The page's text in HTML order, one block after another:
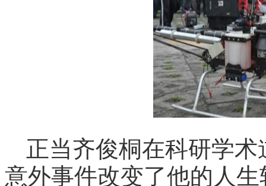
正当齐俊桐在科研学
意外事件改变了他的人